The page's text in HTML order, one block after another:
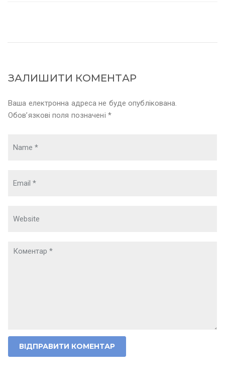
ЗАЛИШИТИ КОМЕНТАР
Ваша електронна адреса не буде опублікована.
Обов’язкові поля позначені *